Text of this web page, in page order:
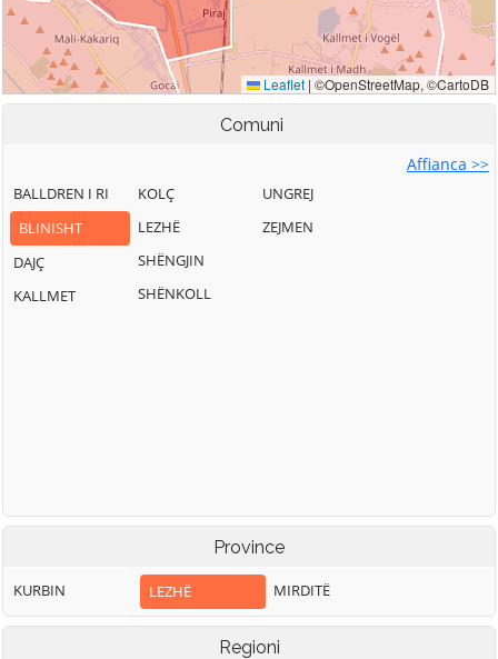
Comuni
Affianca >>
BALLDREN I RI
BLINISHT
DAJÇ
KALLMET
KOLÇ
LEZHË
SHËNGJIN
SHËNKOLL
UNGREJ
ZEJMEN
Province
KURBIN LEZHË MIRDITË
Regioni